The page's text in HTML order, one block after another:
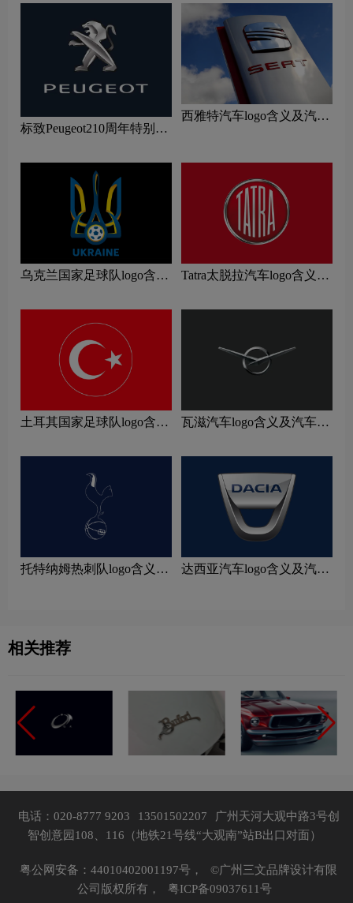
标致Peugeot210周年特别版
西雅特汽车logo含义及汽车
乌克兰国家足球队logo含义
Tatra太脱拉汽车logo含义及
土耳其国家足球队logo含义
瓦滋汽车logo含义及汽车品
托特纳姆热刺队logo含义及
达西亚汽车logo含义及汽车
相关推荐
电话：020-8777 9203 13501502207
广州天河大观中路3号创
智创意园108、116（地铁21号线“大观南”站B出口对面）
粤公网安备：44010402001197号，
©广州三文品牌设计有限
公司版权所有，
粤ICP备09037611号